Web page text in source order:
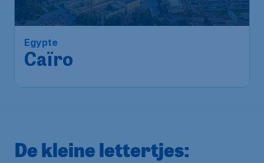
Egypte
Caïro
De kleine lettertjes: